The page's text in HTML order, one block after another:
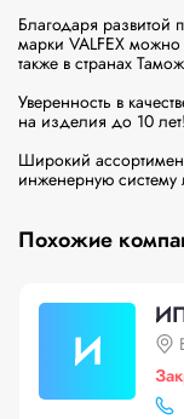
Благодаря развитой
марки VALFEX
также в странах
Уверенность в
на изделия до 10 лет!
Широкий
инженерную
Похожие
И